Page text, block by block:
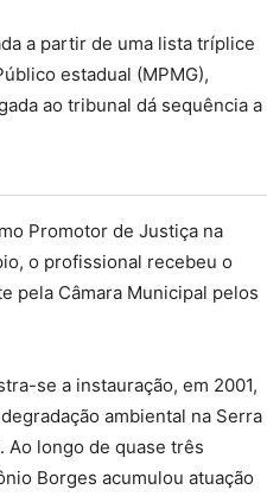
a partir de uma lista tríplice
estadual (MPMG),
ao tribunal dá sequência a
Promotor de Justiça na
o profissional recebeu o
pela Câmara Municipal pelos
se a instauração, em 2001,
ambiental na Serra
Ao longo de quase três
Borges acumulou atuação